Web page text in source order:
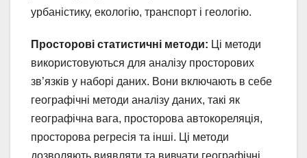
урбаністику, екологію, транспорт і геологію.
Просторові статистичні методи: Ці методи
використовуються для аналізу просторових
зв’язків у наборі даних. Вони включають в себе
географічні методи аналізу даних, такі як
географічна вага, просторова автокореляція,
просторова регресія та інші. Ці методи
дозволяють виявляти та вивчати географічні